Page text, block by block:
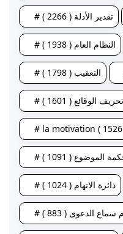
# تقدير الأدلة ( 2266 )
# النظام العام ( 1938 )
# التعقيب ( 1798 )
# تحريف الوقائع ( 1601 )
# la motivation (
الموضوع ( 1091 )
# دائرة الاتهام ( 1024 )
سماع الدعوى ( 883 )